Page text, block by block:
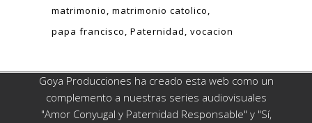
matrimonio matrimonio catolico
papa francisco Paternidad vocacion
Goya Producciones ha creado esta web como un
complemento a nuestras series audiovisuales
"Amor Conyugal y Paternidad Responsable" y "Sí,